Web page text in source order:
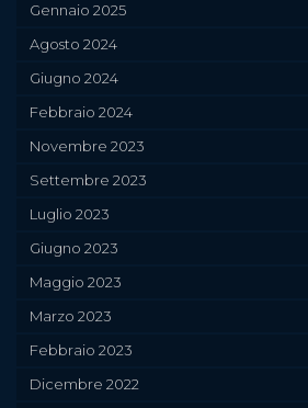
Gennaio 2025
Agosto 2024
Giugno 2024
Febbraio 2024
Novembre 2023
Settembre 2023
Luglio 2023
Giugno 2023
Maggio 2023
Marzo 2023
Febbraio 2023
Dicembre 2022